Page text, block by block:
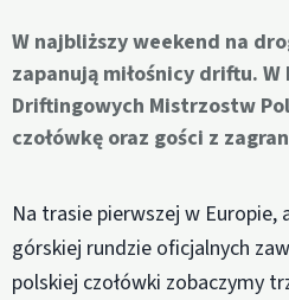
W najbliższy weekend na
zapanują miłośnicy driftu. W
Driftingowych Mistrzostw
czołówkę oraz gości z
Na trasie pierwszej w Europie,
górskiej rundzie oficjalnych
polskiej czołówki zobaczymy